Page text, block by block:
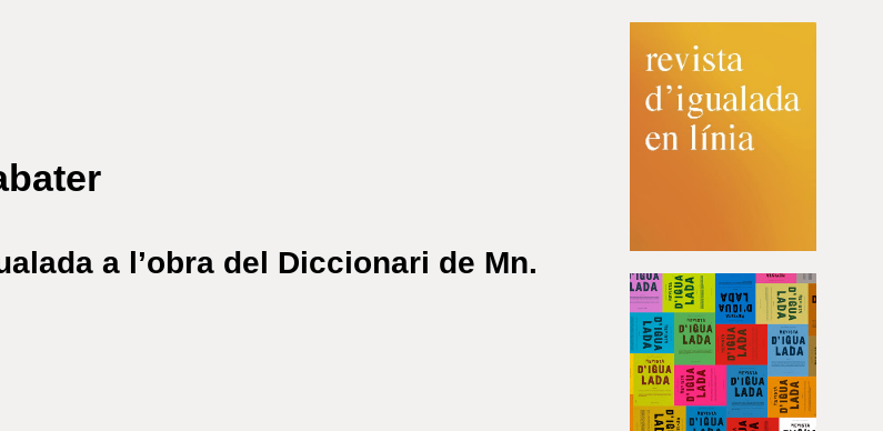
a l’obra del Diccionari de Mn.